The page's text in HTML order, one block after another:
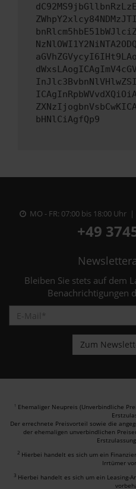
bHNlCiAgfQp9
MO - FR: 07:00 bis 18:00 Uhr |
+49
Bleiben Sie stets auf dem
Benachrichtigungen
1 Ehemaliger Neupreis (Unverbindliche
Der errechnete Preisvorteil sowie die
der ehemaligen unverbindlichen
2 Hierbei handelt es sich um ein
Irrtümer
3 Hierbei handelt es sich um ein Leasing-